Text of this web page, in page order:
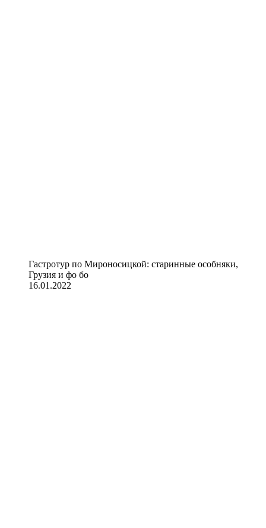
Гастротур по Мироносицкой: старинные особняки,
Грузия и фо бо
16.01.2022